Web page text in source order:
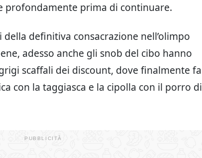
profondamente prima di continuare.
definitiva consacrazione nell’olimpo
adesso anche gli snob del cibo hanno
scaffali dei discount, dove finalmente fa
con la taggiasca e la cipolla con il porro di